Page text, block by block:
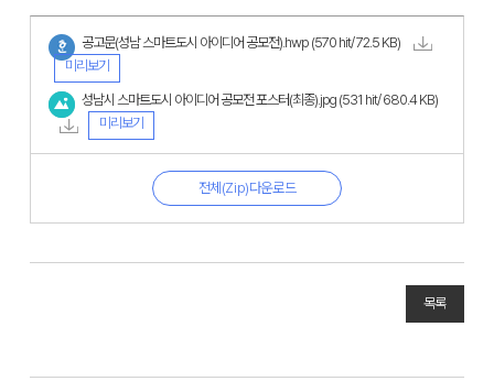
공고문(성남 스마트도시 아이디어 공모전).hwp (570 hit/ 72.5 KB)
미리보기
성남시 스마트도시 아이디어 공모전 포스터(최종).jpg (531 hit/ 680.4 KB)
미리보기
전체(Zip)다운로드
목록